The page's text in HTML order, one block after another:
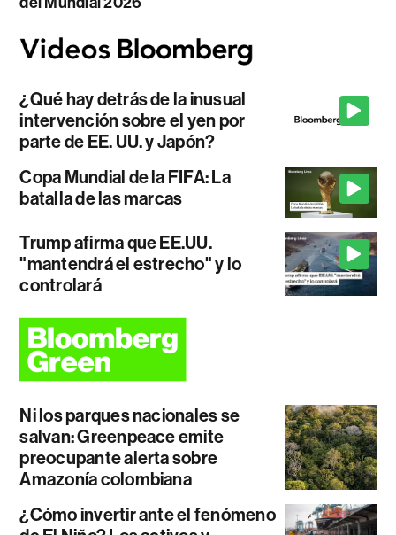
¿Qué hay detrás de la inusual
intervención sobre el yen por
parte de EE. UU. y Japón?
Copa Mundial de la FIFA: La
batalla de las marcas
Trump afirma que EE.UU.
"mantendrá el estrecho" y lo
controlará
Ni los parques nacionales se
salvan: Greenpeace emite
preocupante alerta sobre
Amazonía colombiana
¿Cómo invertir ante el fenómeno